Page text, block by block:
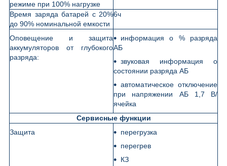
режиме при 100% нагрузке
Время заряда батарей с 20%
до 90% номинальной емкости
6ч
Оповещение и защита
аккумуляторов от глубокого
разряда:
информация о % разряда
АБ
звуковая информация о
состоянии разряда АБ
автоматическое отключение
при напряжении АБ 1,7 В/
ячейка
Сервисные функции
Защита
перегрузка
перегрев
КЗ